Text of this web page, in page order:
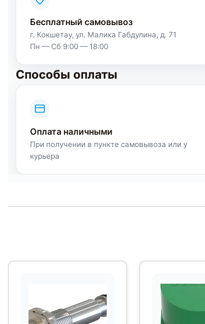
Бесплатный самовывоз
г. Кокшетау, ул. Малика Габдулина, д. 71
Пн — Сб 9:00 — 18:00
Способы оплаты
Оплата наличными
При получении в пункте самовывоза или у
курьера